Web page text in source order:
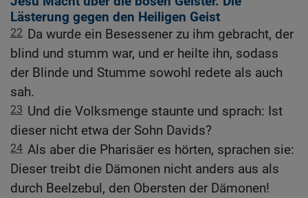
Lästerung gegen den Heiligen Geist
22 Da wurde ein Besessener zu ihm gebracht, der
blind und stumm war, und er heilte ihn, sodass
der Blinde und Stumme sowohl redete als auch
sah.
23 Und die Volksmenge staunte und sprach: Ist
dieser nicht etwa der Sohn Davids?
24 Als aber die Pharisäer es hörten, sprachen sie:
Dieser treibt die Dämonen nicht anders aus als
durch Beelzebul, den Obersten der Dämonen!